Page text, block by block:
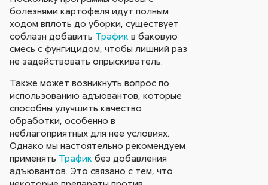
болезнями картофеля идут полным
ходом вплоть до уборки, существует
соблазн добавить Трафик в баковую
смесь с фунгицидом, чтобы лишний раз
не задействовать опрыскиватель.
Также может возникнуть вопрос по
использованию адъювантов, которые
способны улучшить качество
обработки, особенно в
неблагоприятных для нее условиях.
Однако мы настоятельно рекомендуем
применять Трафик без добавления
адъювантов. Это связано с тем, что